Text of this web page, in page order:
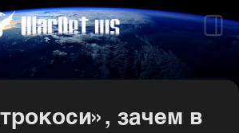
зачем в